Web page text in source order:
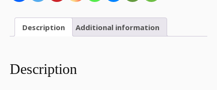
Description Additional information
Description